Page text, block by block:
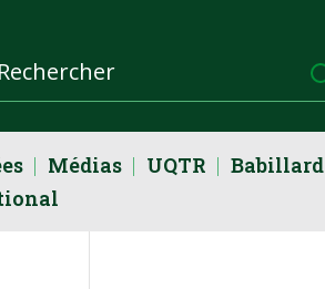
Médias UQTR
Babillard